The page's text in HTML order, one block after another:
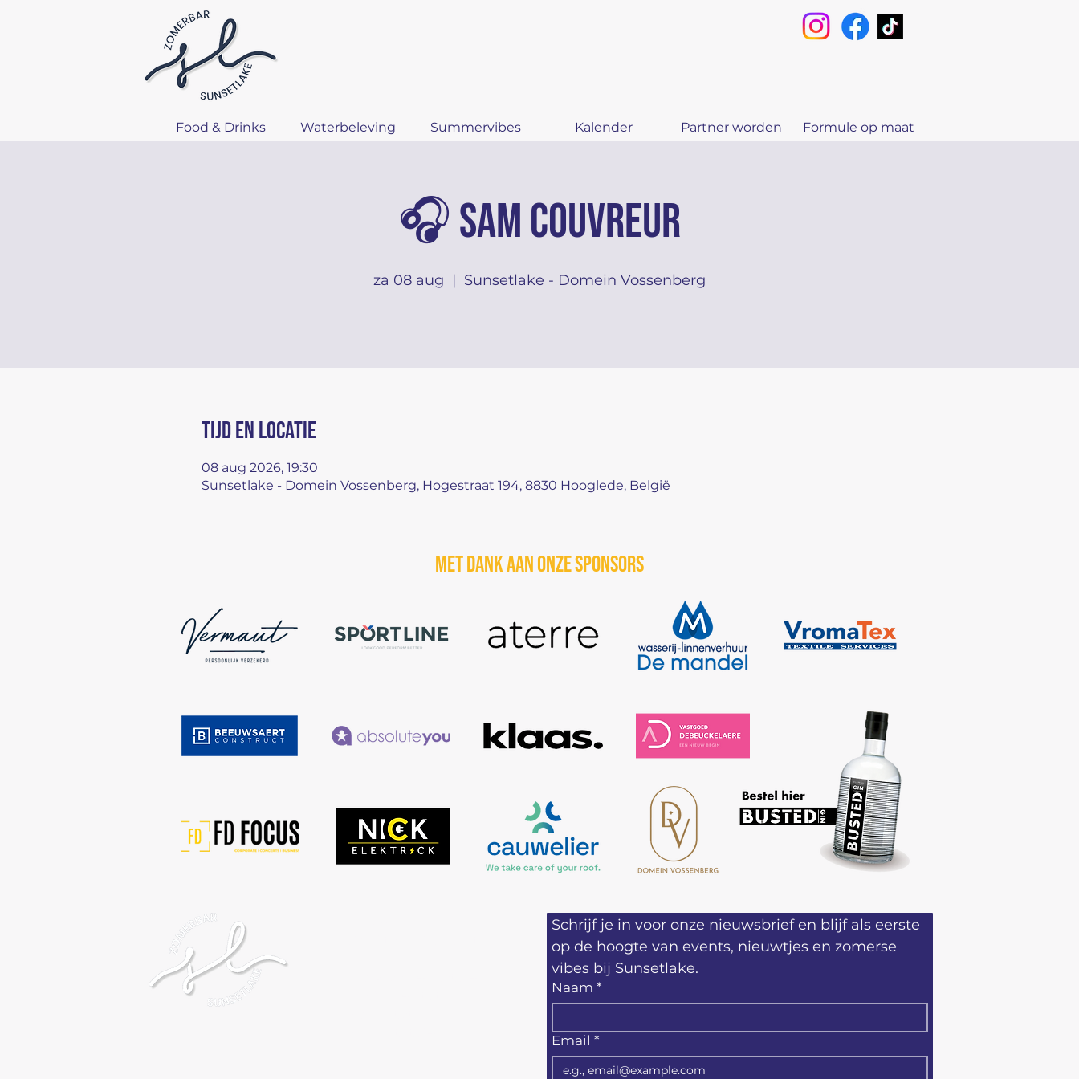
Food & Drinks Waterbeleving Summervibes Kalender Partner worden Formule op maat
🎧 Sam Couvreur
za 08 aug
  |
Sunsetlake - Domein Vossenberg
Tijd en locatie
08 aug 2026, 19:30
Sunsetlake - Domein Vossenberg, Hogestraat 194, 8830 Hooglede, België
Met dank aan onze sponsors
Schrijf je in voor onze nieuwsbrief en blijf als eerste
op de hoogte van events, nieuwtjes en zomerse
vibes bij Sunsetlake.
Naam *
Email *